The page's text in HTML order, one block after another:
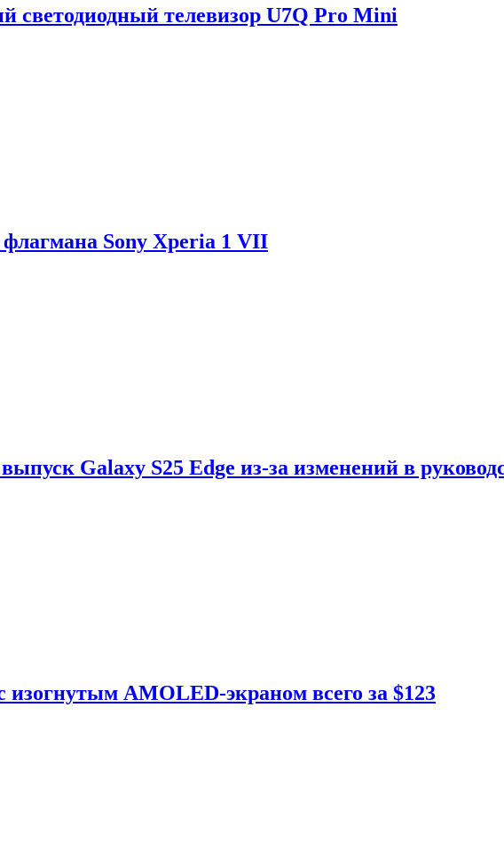
светодиодный телевизор U7Q Pro Mini
Sony Xperia 1 VII
Galaxy S25 Edge из-за изменений в
изогнутым AMOLED-экраном всего за $123